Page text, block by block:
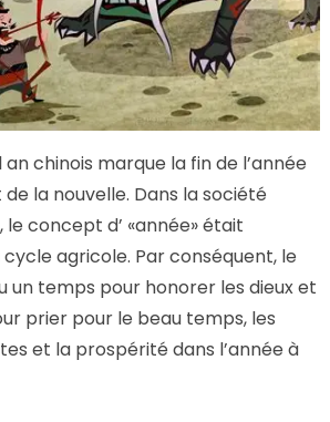
chinois marque la fin de l’année
la nouvelle. Dans la société
concept d’ «année» était
agricole. Par conséquent, le
un temps pour honorer les dieux et
prier pour le beau temps, les
et la prospérité dans l’année à